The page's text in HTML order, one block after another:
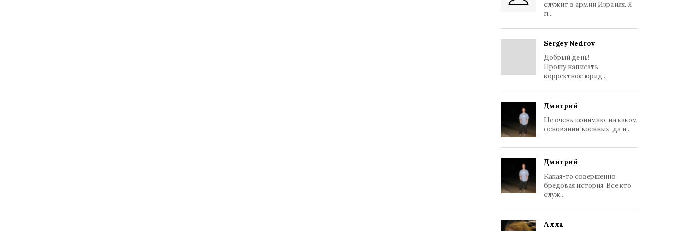
служит в армии Израиля. Я
п...
Sergey Nedrov
Добрый день!
Прошу написать
корректное юрид...
Дмитрий
Не очень понимаю, на каком
основании военных, да и...
Дмитрий
Какая-то совершенно
бредовая история. Все кто
служ...
Алла